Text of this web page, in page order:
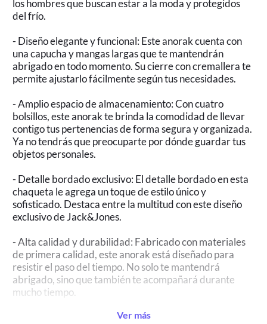
los hombres que buscan estar a la moda y protegidos
del frío.
- Diseño elegante y funcional: Este anorak cuenta con
una capucha y mangas largas que te mantendrán
abrigado en todo momento. Su cierre con cremallera te
permite ajustarlo fácilmente según tus necesidades.
- Amplio espacio de almacenamiento: Con cuatro
bolsillos, este anorak te brinda la comodidad de llevar
contigo tus pertenencias de forma segura y organizada.
Ya no tendrás que preocuparte por dónde guardar tus
objetos personales.
- Detalle bordado exclusivo: El detalle bordado en esta
chaqueta le agrega un toque de estilo único y
sofisticado. Destaca entre la multitud con este diseño
exclusivo de Jack&Jones.
- Alta calidad y durabilidad: Fabricado con materiales
de primera calidad, este anorak está diseñado para
resistir el paso del tiempo. No solo te mantendrá
abrigado, sino que también te acompañará durante
mucho tiempo.
El JACK&JONES Hombre Anorak Chaqueta Cazadora
Ver más